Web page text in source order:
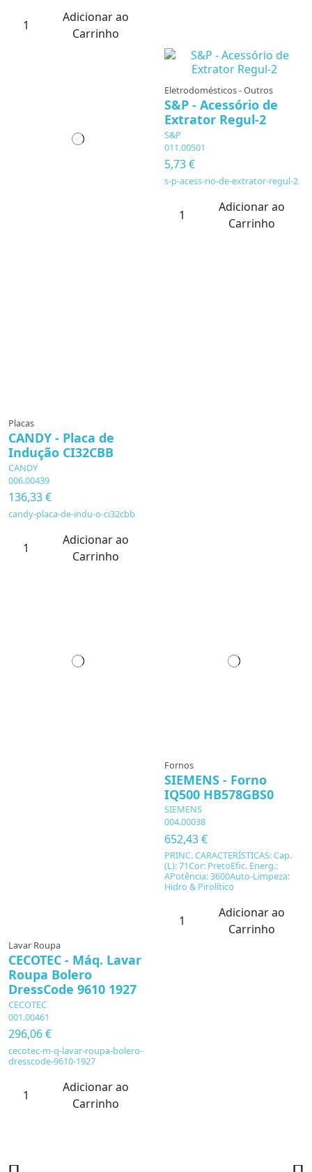
Adicionar ao
Carrinho
Placas
CANDY - Placa de
Indução CI32CBB
CANDY
006.00439
136,33 €
candy-placa-de-indu-o-ci32cbb
Adicionar ao
Carrinho
Eletrodomésticos - Outros
S&P - Acessório de
Extrator Regul-2
S&P
011.00501
5,73 €
s-p-acess-rio-de-extrator-regul-2
Adicionar ao
Carrinho
Lavar Roupa
CECOTEC - Máq. Lavar
Roupa Bolero
DressCode 9610 1927
CECOTEC
001.00461
296,06 €
cecotec-m-q-lavar-roupa-bolero-
dresscode-9610-1927
Adicionar ao
Carrinho
Fornos
SIEMENS - Forno
IQ500 HB578GBS0
SIEMENS
004.00038
652,43 €
PRINC. CARACTERÍSTICAS: Cap.
(L): 71Cor: PretoEfic. Energ.:
APotência: 3600Auto-Limpeza:
Hidro & Pirolítico
Adicionar ao
Carrinho